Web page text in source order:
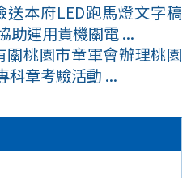
送本府LED跑馬燈文字稿
助運用貴機關電 ...
關桃園市童軍會辦理桃園
科章考驗活動 ...